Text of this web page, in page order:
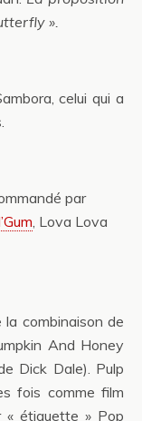
».
celui qui a
par
, Lova Lova
combinaison de
And Honey
Dick Dale). Pulp
fois comme film
« étiquette » Pop